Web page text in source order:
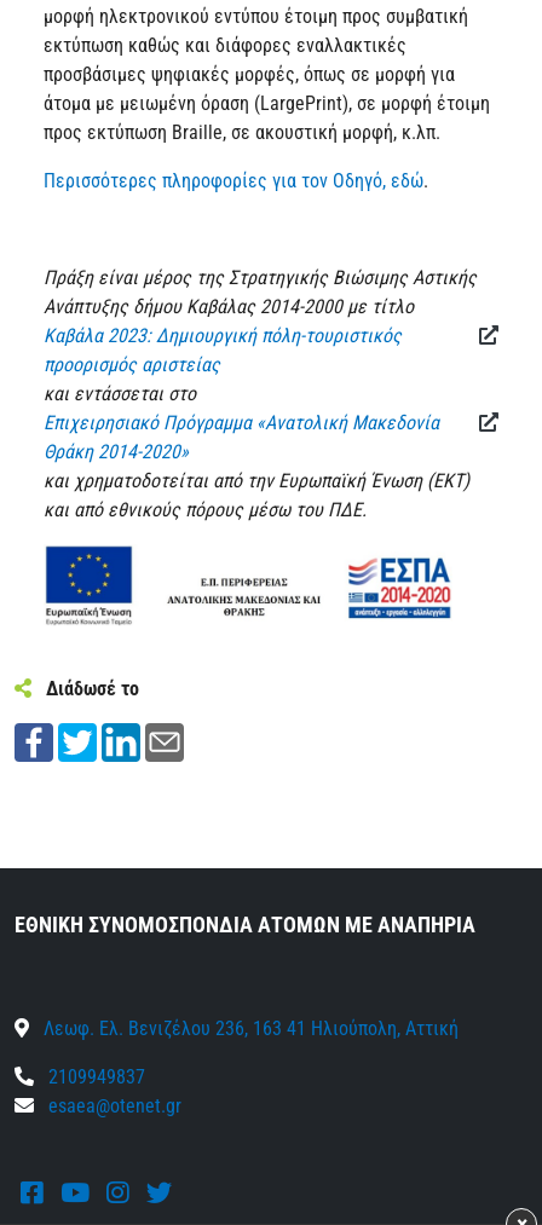
μορφή ηλεκτρονικού εντύπου έτοιμη προς συμβατική
εκτύπωση καθώς και διάφορες εναλλακτικές
προσβάσιμες ψηφιακές μορφές, όπως σε μορφή για
άτομα με μειωμένη όραση (LargePrint), σε μορφή έτοιμη
προς εκτύπωση Braille, σε ακουστική μορφή, κ.λπ.
Περισσότερες πληροφορίες για τον Οδηγό, εδώ.
Πράξη είναι μέρος της Στρατηγικής Βιώσιμης Αστικής
Ανάπτυξης δήμου Καβάλας 2014-2000 με τίτλο
Καβάλα 2023: Δημιουργική πόλη-τουριστικός
προορισμός αριστείας
και εντάσσεται στο
Επιχειρησιακό Πρόγραμμα «Ανατολική Μακεδονία
Θράκη 2014-2020»
και χρηματοδοτείται από την Ευρωπαϊκή Ένωση (ΕΚΤ)
και από εθνικούς πόρους μέσω του ΠΔΕ.
Διάδωσέ το
ΕΘΝΙΚΗ ΣΥΝΟΜΟΣΠΟΝΔΙΑ ΑΤΟΜΩΝ ΜΕ ΑΝΑΠΗΡΙΑ
Λεωφ. Ελ. Βενιζέλου 236, 163 41 Ηλιούπολη, Αττική
2109949837
esaea@otenet.gr
FacebookYoutubeInstagram
Twitter